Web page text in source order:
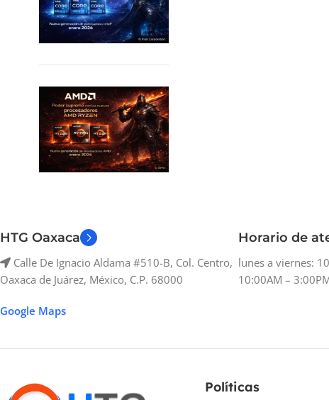
HTG Oaxaca
Calle De Ignacio Aldama #510-B, Col. Centro,
Oaxaca de Juárez, México, C.P. 68000
Google Maps
Horario de
lunes a viernes:
10:00AM –
Políticas